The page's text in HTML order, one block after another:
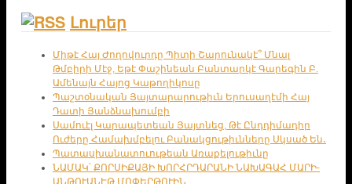
Լուրեր
Միթէ Հայ Ժողովուրդը Պիտի Շարունակէ՞ Մնալ
Թմբիրի Մէջ, Եթէ Փաշինեան Բանտարկէ Գարեգին Բ.
Ամենայն Հայոց Կաթողիկոսը
Պաշտօնական Յայտարարութիւն Երուսաղէմի Հայ
Դատի Յանձնախումբի
Սամուէլ Կարապետեան Յայտնեց, Թէ Ընդդիմադիր
Ուժերը Համախմբելու Բանակցութիւնները Սկսած Են․
Պատասխանատուութեան Առաքելութիւնը
ՆԱՄԱԿ՝ ՔՈՐՍԻՔԱՅԻ ԽՈՐՀՐԴԱՐԱՆԻ ՆԱԽԱԳԱՀ ՄԱՐԻ-
ԱՆԹՈՒԱՆԷԹ ՄՈՓԵՐԹՈՒԻՆ